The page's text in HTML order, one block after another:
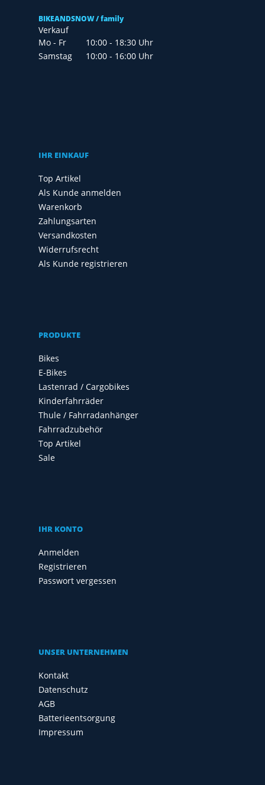
BIKEANDSNOW / family
Verkauf
Mo - Fr
10:00 - 18:30 Uhr
Samstag
10:00 - 16:00 Uhr
IHR EINKAUF
Top Artikel
Als Kunde anmelden
Warenkorb
Zahlungsarten
Versandkosten
Widerrufsrecht
Als Kunde registrieren
PRODUKTE
Bikes
E-Bikes
Lastenrad / Cargobikes
Kinderfahrräder
Thule / Fahrradanhänger
Fahrradzubehör
Top Artikel
Sale
IHR KONTO
Anmelden
Registrieren
Passwort vergessen
UNSER UNTERNEHMEN
Kontakt
Datenschutz
AGB
Batterieentsorgung
Impressum